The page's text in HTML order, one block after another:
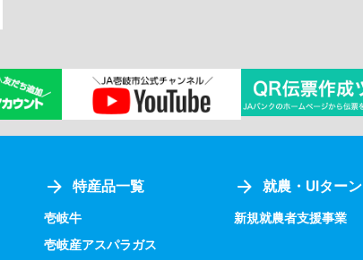
特産品一覧
壱岐牛
壱岐産アスパラガス
就農・UIターン
新規就農者支援事業